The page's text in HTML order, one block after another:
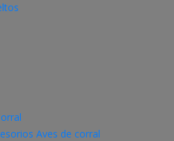
Aves de corral